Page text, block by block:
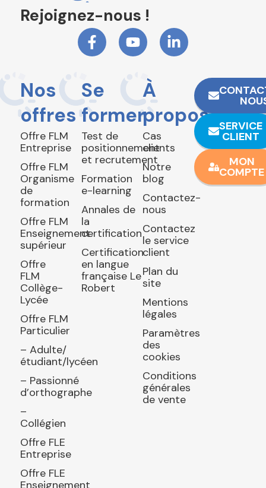
Rejoignez-nous !
Nos
offres
Offre FLM
Entreprise
Offre FLM
Organisme
de
formation
Offre FLM
Enseignement
supérieur
Offre
FLM
Collège-
Lycée
Offre FLM
Particulier
– Adulte/
étudiant/lycéen
– Passionné
d’orthographe
–
Collégien
Offre FLE
Entreprise
Offre FLE
Se
former
Test de
positionnement
et recrutement
Formation
e-learning
Annales de
la
certification
Certification
en langue
française Le
Robert
À
propos
Cas
clients
Notre
blog
Contactez-
nous
Contactez
le service
client
Plan du
site
Mentions
légales
Paramètres
des
cookies
Conditions
générales
de vente
SERVICE
CLIENT
MON
COMPTE